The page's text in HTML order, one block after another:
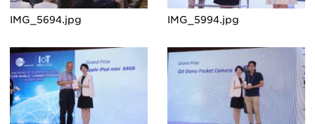
IMG_5694.jpg IMG_5994.jpg